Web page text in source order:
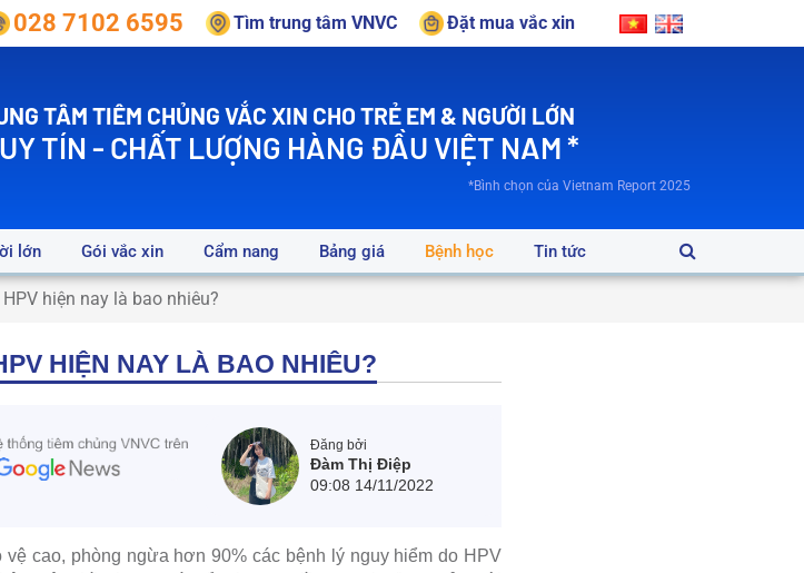
028 7102 6595 Tìm trung tâm VNVC Đặt mua vắc xin
TÂM TIÊM CHỦNG VẮC XIN CHO TRẺ EM & NGƯỜI LỚN
TÍN - CHẤT LƯỢNG HÀNG ĐẦU VIỆT NAM *
*Bình chọn của Vietnam Report 2025
lớn Gói vắc xin Cẩm nang Bảng giá Bệnh học Tin tức
hiện nay là bao nhiêu?
HIỆN NAY LÀ BAO NHIÊU?
Đăng bởi
Đàm Thị Điệp
09:08 14/11/2022
cao, phòng ngừa hơn 90% các bệnh lý nguy hiểm do HPV